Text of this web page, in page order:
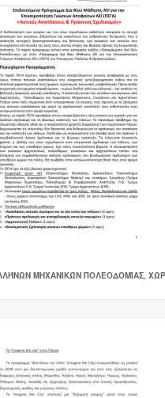
ΜΗΧΑΝΙΚΏΝ ΠΟΛΕΟΔΟΜΊΑΣ,